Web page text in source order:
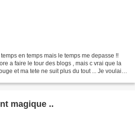
en temps mais le temps me depasse !!
a faire le tour des blogs , mais c vrai que la
et ma tete ne suit plus du tout ... Je voulais
magique ..